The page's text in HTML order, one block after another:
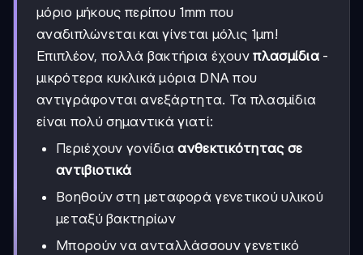
μόριο μήκους περίπου 1mm που
αναδιπλώνεται και γίνεται μόλις 1μm!
Επιπλέον, πολλά βακτήρια έχουνπλασμίδια -
μικρότερα κυκλικά μόρια DNA που
αντιγράφονται ανεξάρτητα. Τα πλασμίδια
είναι πολύ σημαντικά γιατί:
Περιέχουν γονίδιαανθεκτικότητας σε
αντιβιοτικά
Βοηθούν στη μεταφορά γενετικού υλικού
μεταξύ βακτηρίων
Μπορούν να ανταλλάσσουν γενετικό